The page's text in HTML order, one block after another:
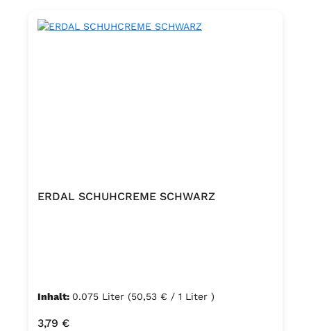
ERDAL SCHUHCREME SCHWARZ
Inhalt: 0.075 Liter (50,53 € / 1 Liter )
Regulärer Preis:
3,79 €